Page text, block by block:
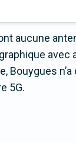
aucune
avec
Bouygues
5G.